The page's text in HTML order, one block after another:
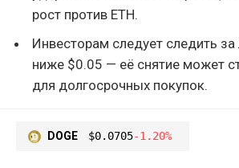
рост против ETH.
Инвесторам следует следить
ниже $0.05 — её снятие может
для долгосрочных покупок.
DOGE $0.0705-1.20%